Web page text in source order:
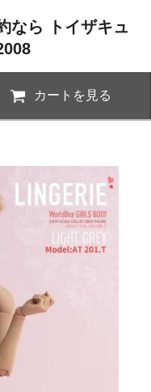
なら トイザキュ
カートを見る